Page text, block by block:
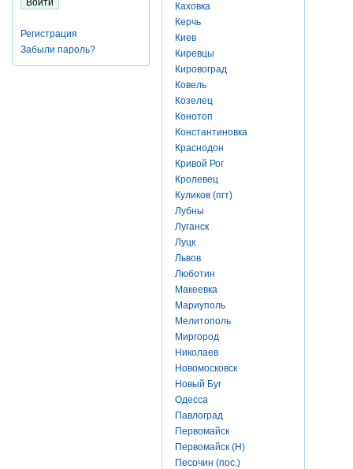
Регистрация
Забыли пароль?
Каховка
Керчь
Киев
Киревцы
Кировоград
Ковель
Козелец
Конотоп
Константиновка
Краснодон
Кривой Рог
Кролевец
Куликов (пгт)
Лубны
Луганск
Луцк
Львов
Люботин
Макеевка
Мариуполь
Мелитополь
Миргород
Николаев
Новомосковск
Новый Буг
Одесса
Павлоград
Первомайск
Первомайск (Н)
Песочин (пос.)